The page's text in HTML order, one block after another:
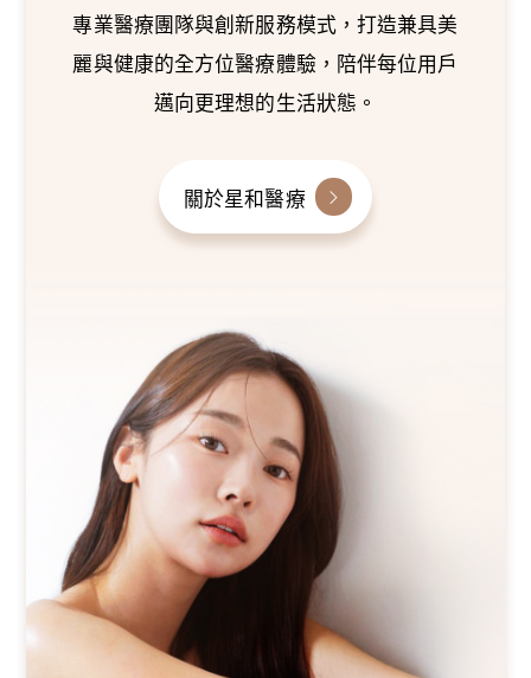
專業醫療團隊與創新服務模式，打造兼具美
麗與健康的全方位醫療體驗，陪伴每位用戶
邁向更理想的生活狀態。
關於星和醫療